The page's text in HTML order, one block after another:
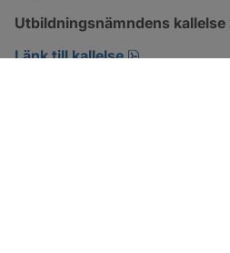
Utbildningsnämndens
Länk till kallelse
pdf, 201.5